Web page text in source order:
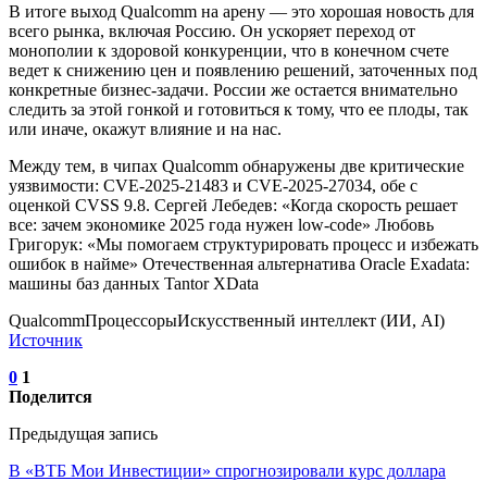
В итоге выход Qualcomm на арену — это хорошая новость для
всего рынка, включая Россию. Он ускоряет переход от
монополии к здоровой конкуренции, что в конечном счете
ведет к снижению цен и появлению решений, заточенных под
конкретные бизнес-задачи. России же остается внимательно
следить за этой гонкой и готовиться к тому, что ее плоды, так
или иначе, окажут влияние и на нас.
Между тем, в чипах Qualcomm обнаружены две критические
уязвимости: CVE-2025-21483 и CVE-2025-27034, обе с
оценкой CVSS 9.8. Сергей Лебедев: «Когда скорость решает
все: зачем экономике 2025 года нужен low-code» Любовь
Григорук: «Мы помогаем структурировать процесс и избежать
ошибок в найме» Отечественная альтернатива Oracle Exadata:
машины баз данных Tantor XData
QualcommПроцессорыИскусственный интеллект (ИИ, AI)
Источник
0 1
Поделится
Предыдущая запись
В «ВТБ Мои Инвестиции» спрогнозировали курс доллара